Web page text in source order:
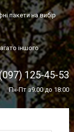
пакети на вибір
іншого
125-45-53
Пн-Пт з9:00 до 18:00